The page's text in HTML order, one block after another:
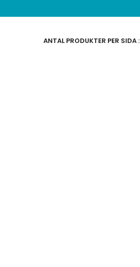
ANTAL PRODUKTER PER SIDA :